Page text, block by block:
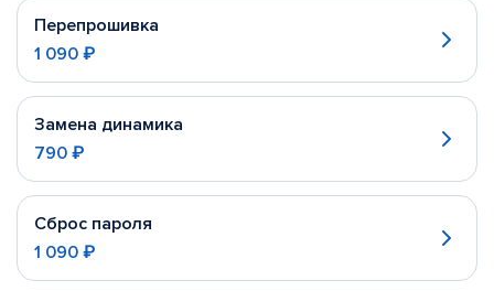
Перепрошивка
1 090 ₽
Замена динамика
790 ₽
Сброс пароля
1 090 ₽